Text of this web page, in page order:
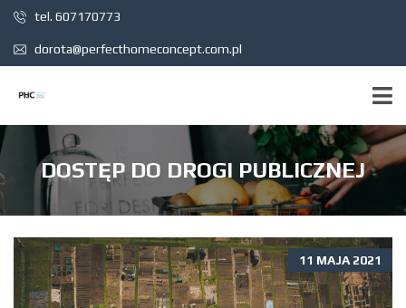
tel. 607170773
dorota@perfecthomeconcept.com.pl
DOSTĘP DO DROGI PUBLICZNEJ
11 MAJA 2021